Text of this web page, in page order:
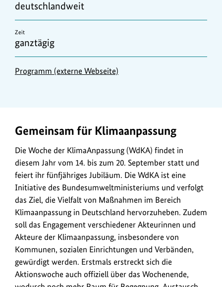
deutschlandweit
Zeit
ganztägig
Programm (externe Webseite)
Gemeinsam für Klimaanpassung
Die Woche der KlimaAnpassung (WdKA) findet in
diesem Jahr vom 14. bis zum 20. September statt und
feiert ihr fünfjähriges Jubiläum. Die WdKA ist eine
Initiative des Bundesumweltministeriums und verfolgt
das Ziel, die Vielfalt von Maßnahmen im Bereich
Klimaanpassung in Deutschland hervorzuheben. Zudem
soll das Engagement verschiedener Akteurinnen und
Akteure der Klimaanpassung, insbesondere von
Kommunen, sozialen Einrichtungen und Verbänden,
gewürdigt werden. Erstmals erstreckt sich die
Aktionswoche auch offiziell über das Wochenende,